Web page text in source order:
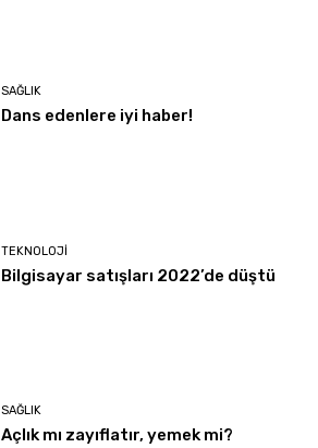
SAĞLIK
Dans edenlere iyi haber!
TEKNOLOJI
Bilgisayar satışları 2022’de düştü
SAĞLIK
Açlık mı zayıflatır, yemek mi?